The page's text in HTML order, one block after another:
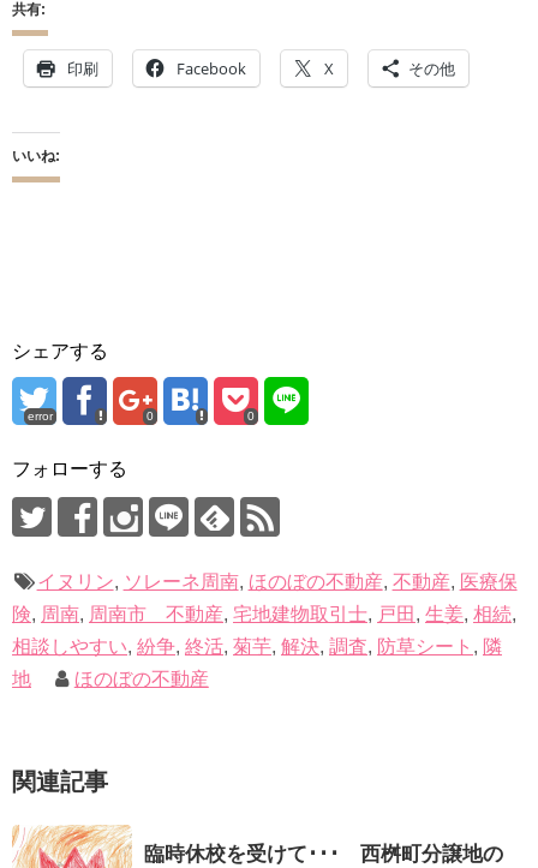
共有:
印刷 Facebook X その他
いいね:
シェアする
error 0 0
フォローする
イヌリン, ソレーネ周南, ほのぼの不動産, 不動産, 医療保
険, 周南, 周南市 不動産, 宅地建物取引士, 戸田 , 生姜, 相続,
相談しやすい, 紛争, 終活, 菊芋, 解決, 調査, 防草シート , 隣
地
ほのぼの不動産
関連記事
臨時休校を受けて･･･ 西桝町分譲地の